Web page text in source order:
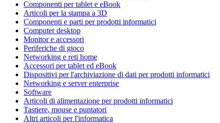
Componenti per tablet e eBook
Articoli per la stampa a 3D
Componenti e parti per prodotti informatici
Computer desktop
Monitor e accessori
Periferiche di gioco
Networking e reti home
Accessori per tablet ed eBook
Dispositivi per l'archiviazione di dati per prodotti informatici
Networking e server enterprise
Software
Articoli di alimentazione per prodotti informatici
Tastiere, mouse e puntatori
Altri articoli per l'informatica